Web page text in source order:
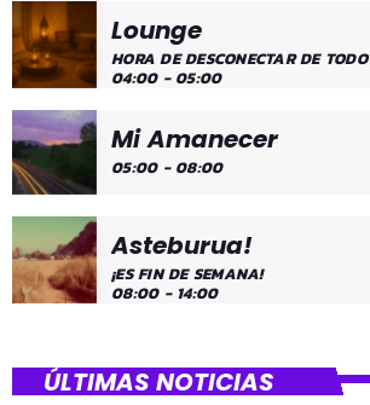
Lounge
HORA DE DESCONECTAR DE TODO
04:00 - 05:00
Mi Amanecer
05:00 - 08:00
Asteburua!
¡ES FIN DE SEMANA!
08:00 - 14:00
ÚLTIMAS NOTICIAS